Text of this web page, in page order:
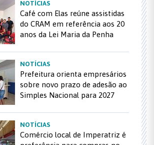
NOTÍCIAS
Café com Elas reúne assistidas
do CRAM em referência aos 20
anos da Lei Maria da Penha
NOTÍCIAS
Prefeitura orienta empresários
sobre novo prazo de adesão ao
Simples Nacional para 2027
NOTÍCIAS
Comércio local de Imperatriz é